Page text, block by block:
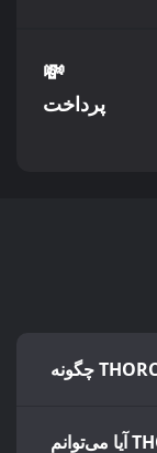
💸
پرداخت
آیا می‌توانم THORChain را با کارت اعتباری یا نقدی